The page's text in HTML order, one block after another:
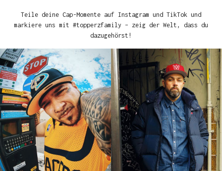
Teile deine Cap-Momente auf Instagram und TikTok und
markiere uns mit #topperzfamily – zeig der Welt, dass du
dazugehörst!